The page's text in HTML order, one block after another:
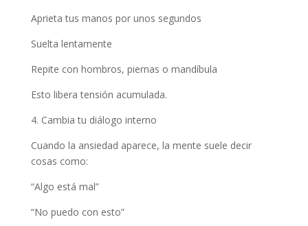
Aprieta tus manos por unos segundos
Suelta lentamente
Repite con hombros, piernas o mandíbula
Esto libera tensión acumulada.
4. Cambia tu diálogo interno
Cuando la ansiedad aparece, la mente suele decir
cosas como:
“Algo está mal”
“No puedo con esto”